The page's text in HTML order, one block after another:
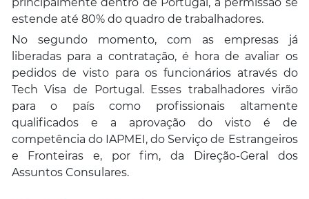
estende até 80% do quadro de trabalhadores.
No segundo momento, com as empresas já
liberadas para a contratação, é hora de avaliar os
pedidos de visto para os funcionários através do
Tech Visa de Portugal. Esses trabalhadores virão
para o país como profissionais altamente
qualificados e a aprovação do visto é de
competência do IAPMEI, do Serviço de Estrangeiros
e Fronteiras e, por fim, da Direção-Geral dos
Assuntos Consulares.